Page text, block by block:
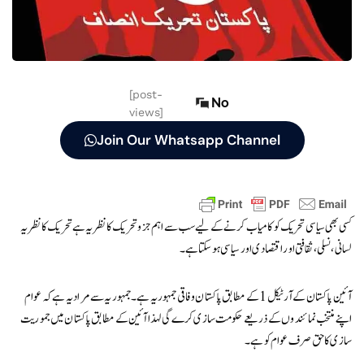
[post-
views]
No
Join Our Whatsapp Channel
کسی بھی سیا سی تحریک کو کامیاب کرنے کے لیے سب سے اہم جز و تحر یک کا نظریہ ہے تحریک کا نظریہ
لسانی ،نسلی ،ثقافتی اور اقتصادی اور سیاسی ہو سکتا ہے۔
آئین پاکستان کے آرٹیکل 1 کے مطابق پاکستان وفاقی جمہوریہ ہے ۔جمہوریہ سے مراد یہ ہے کہ عوام
اپنے منتخب نمائندوں کے ذریعے حکومت سازی کرے گی لہذا آئین کے مطابق پاکستان میں جموریت
سازی کا حق صر ف عوام کو ہے۔